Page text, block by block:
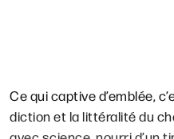
Ce qui captive d’emblée,
diction et la littéralité du